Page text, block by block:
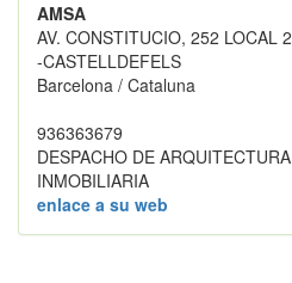
AMSA
AV. CONSTITUCIO, 252 LOCAL 2
-CASTELLDEFELS
Barcelona / Cataluna
936363679
DESPACHO DE ARQUITECTURA
INMOBILIARIA
enlace a su web